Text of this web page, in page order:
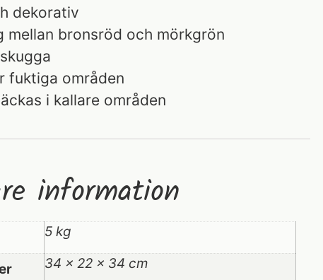
dekorativ
mellan bronsröd och mörkgrön
fuktiga områden
i kallare områden
information
5 kg
34 × 22 × 34 cm